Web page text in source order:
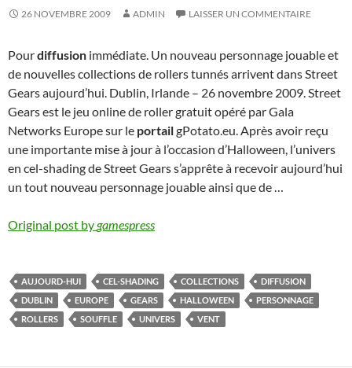
26 NOVEMBRE 2009 ADMIN LAISSER UN COMMENTAIRE
Pourdiffusion immédiate. Un nouveau personnage jouable et
de nouvelles collections de rollers tunnés arrivent dans Street
Gears aujourd’hui. Dublin, Irlande – 26 novembre 2009. Street
Gears est le jeu online de roller gratuit opéré par Gala
Networks Europe sur le portailgPotato.eu. Après avoir reçu
une importante mise à jour à l’occasion d’Halloween, l’univers
en cel-shading de Street Gears s’apprête à recevoir aujourd’hui
un tout nouveau personnage jouable ainsi que de …
Original post bygamespress
AUJOURD-HUI CEL-SHADING COLLECTIONS
DIFFUSION
DUBLIN
EUROPE GEARS HALLOWEEN
PERSONNAGE
ROLLERS
SOUFFLE UNIVERS VENT